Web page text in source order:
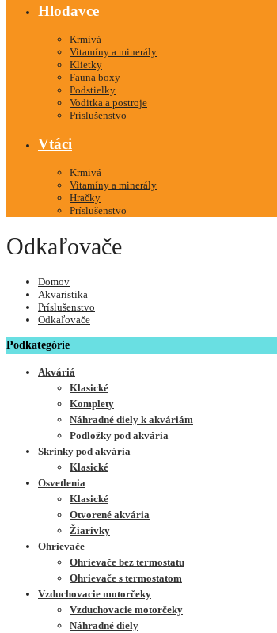
Hlodavce
Krmivá
Vitamíny a minerály
Klietky
Fauna boxy
Podstielky
Voditka a postroje
Príslušenstvo
Vtáci
Krmivá
Vitamíny a minerály
Hračky
Príslušenstvo
Odkaľovače
Domov
Akvaristika
Príslušenstvo
Odkaľovače
Podkategórie
Akváriá
Klasické
Komplety
Náhradné diely k akváriám
Podložky pod akvária
Skrinky pod akvária
Klasické
Osvetlenia
Klasické
Otvorené akvária
Žiarivky
Ohrievače
Ohrievače bez termostatu
Ohrievače s termostatom
Vzduchovacie motorčeky
Vzduchovacie motorčeky
Náhradné diely